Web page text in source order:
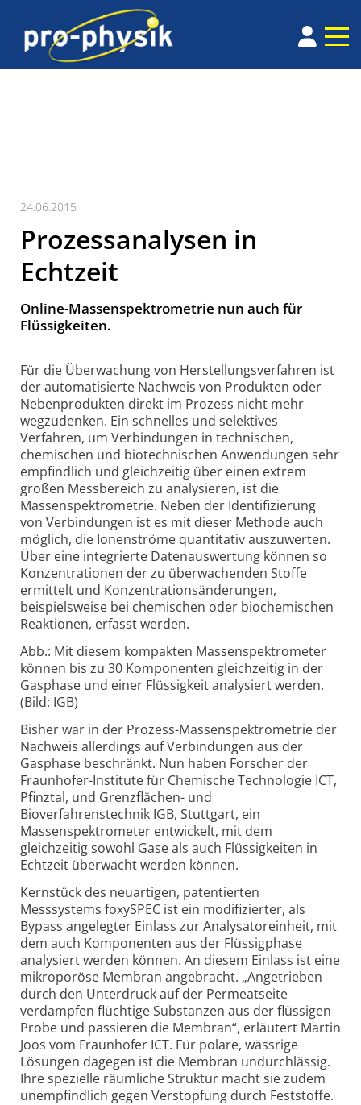
24.06.2015
Prozessanalysen in
Echtzeit
Online-Massenspektrometrie nun auch für
Flüssigkeiten.
Für die Überwachung von Herstellungsverfahren ist
der automatisierte Nachweis von Produkten oder
Nebenprodukten direkt im Prozess nicht mehr
wegzudenken. Ein schnelles und selektives
Verfahren, um Verbindungen in technischen,
chemischen und biotechnischen Anwendungen sehr
empfindlich und gleichzeitig über einen extrem
großen Messbereich zu analysieren, ist die
Massenspektrometrie. Neben der Identifizierung
von Verbindungen ist es mit dieser Methode auch
möglich, die Ionenströme quantitativ auszuwerten.
Über eine integrierte Datenauswertung können so
Konzentrationen der zu überwachenden Stoffe
ermittelt und Konzentrationsänderungen,
beispielsweise bei chemischen oder biochemischen
Reaktionen, erfasst werden.
Abb.: Mit diesem kompakten Massenspektrometer
können bis zu 30 Komponenten gleichzeitig in der
Gasphase und einer Flüssigkeit analysiert werden.
(Bild: IGB)
Bisher war in der Prozess-Massenspektrometrie der
Nachweis allerdings auf Verbindungen aus der
Gasphase beschränkt. Nun haben Forscher der
Fraunhofer-Institute für Chemische Technologie ICT,
Pfinztal, und Grenzflächen- und
Bioverfahrenstechnik IGB, Stuttgart, ein
Massenspektrometer entwickelt, mit dem
gleichzeitig sowohl Gase als auch Flüssigkeiten in
Echtzeit überwacht werden können.
Kernstück des neuartigen, patentierten
Messsystems foxySPEC ist ein modifizierter, als
Bypass angelegter Einlass zur Analysatoreinheit, mit
dem auch Komponenten aus der Flüssigphase
analysiert werden können. An diesem Einlass ist eine
mikroporöse Membran angebracht. „Angetrieben
durch den Unterdruck auf der Permeatseite
verdampfen flüchtige Substanzen aus der flüssigen
Probe und passieren die Membran“, erläutert Martin
Joos vom Fraunhofer ICT. Für polare, wässrige
Lösungen dagegen ist die Membran undurchlässig.
Ihre spezielle räumliche Struktur macht sie zudem
unempfindlich gegen Verstopfung durch Feststoffe.